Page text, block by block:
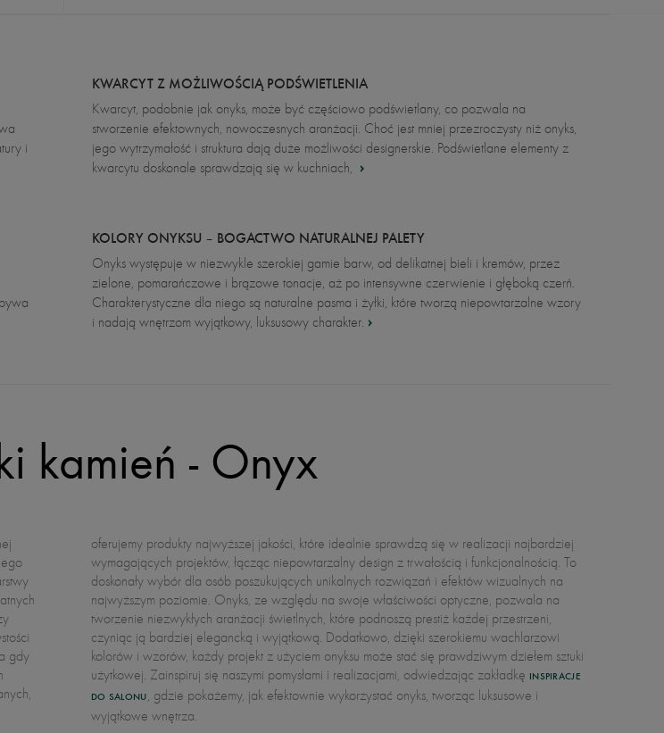
i
KWARCYT Z MOŻLIWOŚCIĄ PODŚWIETLENIA
Kwarcyt, podobnie jak onyks, może być częściowo podświetlany, co pozwala na
stworzenie efektownych, nowoczesnych aranżacji. Choć jest mniej przezroczysty niż onyks,
jego wytrzymałość i struktura dają duże możliwości designerskie. Podświetlane elementy z
kwarcytu doskonale sprawdzają się w kuchniach,
KOLORY ONYKSU – BOGACTWO NATURALNEJ PALETY
Onyks występuje w niezwykle szerokiej gamie barw, od delikatnej bieli i kremów, przez
zielone, pomarańczowe i brązowe tonacje, aż po intensywne czerwienie i głęboką czerń.
Charakterystyczne dla niego są naturalne pasma i żyłki, które tworzą niepowtarzalne wzory
i nadają wnętrzom wyjątkowy, luksusowy charakter.
kamień - Onyx
gdy
To
na
na
użytkowej. Zainspiruj się naszymi pomysłami i realizacjami, odwiedzając zakładkę INSPIRACJE
DO SALONU, gdzie pokażemy, jak efektownie wykorzystać onyks, tworząc luksusowe i
wyjątkowe wnętrza.